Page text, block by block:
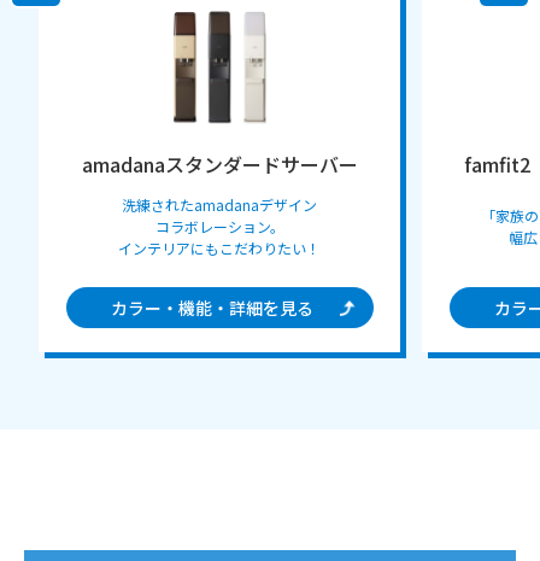
famfit2（ファムフィットツー）
「家族のカタチ、すべてにフィット」
幅広い年齢層・居住者数に。
カラー・機能・詳細を見る